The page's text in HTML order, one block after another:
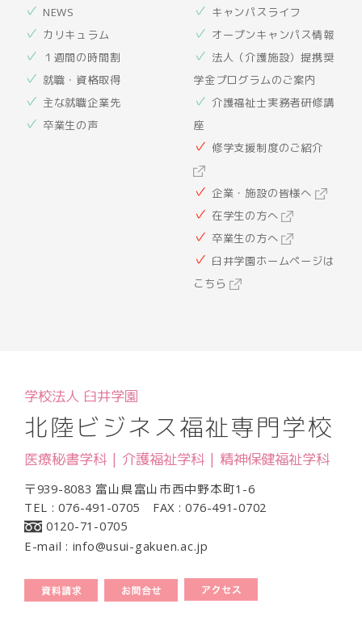
NEWS
カリキュラム
１週間の時間割
就職・資格取得
主な就職企業先
卒業生の声
キャンパスライフ
オープンキャンパス情報
法人（介護施設）提携奨
学金プログラムのご案内
介護福祉士実務者研修講
座
修学支援制度のご紹介
企業・施設の皆様へ
在学生の方へ
卒業生の方へ
臼井学園ホームページは
こちら
学校法人 臼井学園
北陸ビジネス福祉専門学校
医療秘書学科 | 介護福祉学科 | 精神保健福祉学科
〒939-8083 富山県富山市西中野本町1-6
TEL : 076-491-0705 FAX : 076-491-0702
0120-71-0705
E-mail : info@usui-gakuen.ac.jp